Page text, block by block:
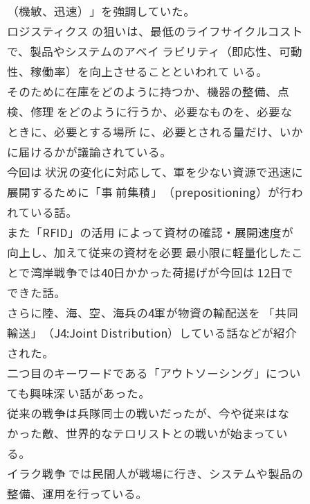
（機敏、迅速）」を強調していた。
ロジスティクス の狙いは、最低のライフサイクルコスト
で、製品やシステムのアベイ ラビリティ（即応性、可動
性、稼働率）を向上させることといわれて いる。
そのために在庫をどのように持つか、機器の整備、点
検、修理 をどのように行うか、必要なものを、必要な
ときに、必要とする場所 に、必要とされる量だけ、いか
に届けるかが議論されている。
今回は 状況の変化に対応して、軍を少ない資源で迅速に
展開するために「事 前集積」（prepositioning）が行わ
れている話。
また「RFID」の活用 によって資材の確認・展開速度が
向上し、加えて従来の資材を必要 最小限に軽量化したこ
とで湾岸戦争では40日かかった荷揚げが今回は 12日で
できた話。
さらに陸、海、空、海兵の4軍が物資の輸配送を 「共同
輸送」（J4:Joint Distribution）している話などが紹介
された。
二つ目のキーワードである「アウトソーシング」につい
ても興味深 い話があった。
従来の戦争は兵隊同士の戦いだったが、今や従来はな
かった敵、世界的なテロリストとの戦いが始まってい
る。
イラク戦争 では民間人が戦場に行き、システムや製品の
整備、運用を行っている。